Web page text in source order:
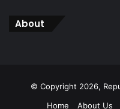
About
© Copyright 2026,
Home
About Us